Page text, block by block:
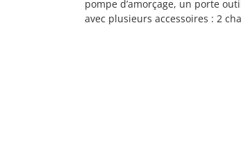
pompe d’amorçage, un porte
avec plusieurs accessoires : 2